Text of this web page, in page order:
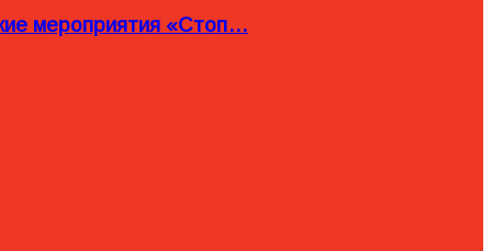
мероприятия «Стоп…